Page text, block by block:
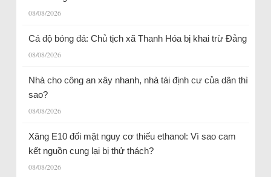
08/08/2026
Cá độ bóng đá: Chủ tịch xã Thanh Hóa bị khai trừ Đảng
08/08/2026
Nhà cho công an xây nhanh, nhà tái định cư của dân thì
sao?
08/08/2026
Xăng E10 đối mặt nguy cơ thiếu ethanol: Vì sao cam
kết nguồn cung lại bị thử thách?
08/08/2026